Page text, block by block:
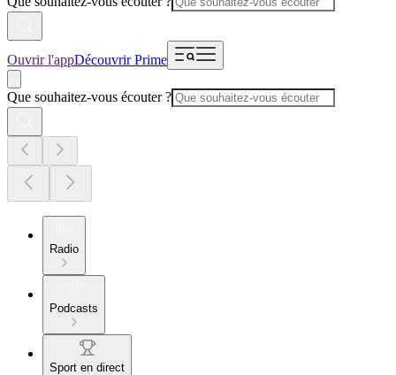
Ouvrir l'appDécouvrir Prime
Que souhaitez-vous écouter ?
Radio
Podcasts
Sport en direct